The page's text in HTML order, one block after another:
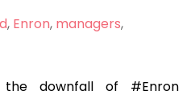
, Enron, managers,
the downfall of #Enron